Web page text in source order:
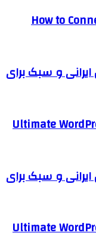
How to
ایرانی و سبک برای
Ultimate
ایرانی و سبک برای
Ultimate